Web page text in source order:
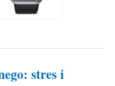
stres i